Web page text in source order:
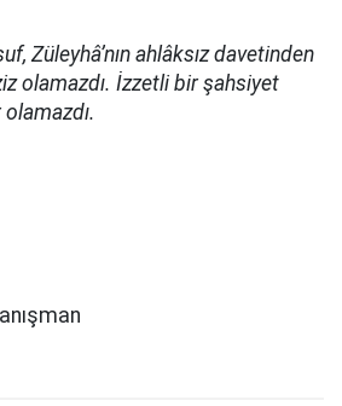
Züleyhâ’nın ahlâksız davetinden
olamazdı. İzzetli bir şahsiyet
olamazdı.